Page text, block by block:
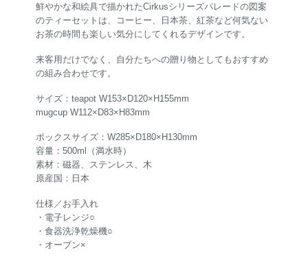
鮮やかな和絵具で描かれたCirkusシリーズパレードの図案
のティーセットは、コーヒー、日本茶、紅茶など何気ない
お茶の時間も楽しい気分にしてくれるデザインです。
来客用だけでなく、自分たちへの贈り物としてもおすすめ
の組み合わせです。
サイズ：teapot W153×D120×H155mm
mugcup W112×D83×H83mm
ボックスサイズ：W285×D180×H130mm
容量：500ml（満水時）
素材：磁器、ステンレス、木
原産国：日本
仕様／お手入れ
・電子レンジ○
・食器洗浄乾燥機○
・オーブン×